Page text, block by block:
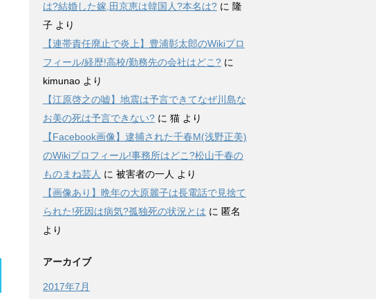
は?結婚した嫁,田京恵は韓国人?本名は? に 隆
子 より
【連帯責任廃止で炎上】豊浦彰太郎のWikiプロ
フィール/経歴!高校/勤務先の会社はどこ? に
kimunao より
【江原啓之の嘘】地震は予言できてなぜ川島な
お美の死は予言できない? に 猫 より
【Facebook画像】逮捕された千春M(浅野正美)
のWikiプロフィール!事務所はどこ?松山千春の
ものまね芸人 に 被害者の一人 より
【画像あり】晩年の大原麗子は長電話で見捨て
られた!死因は病気?孤独死の状況とは に 匿名
より
アーカイブ
2017年7月